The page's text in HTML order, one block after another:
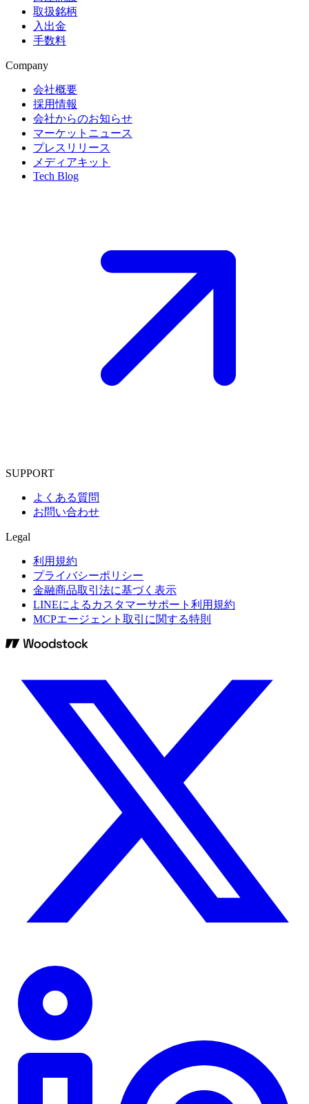
取扱銘柄
入出金
手数料
Company
会社概要
採用情報
会社からのお知らせ
マーケットニュース
プレスリリース
メディアキット
Tech Blog
SUPPORT
よくある質問
お問い合わせ
Legal
利用規約
プライバシーポリシー
金融商品取引法に基づく表示
LINEによるカスタマーサポート利用規約
MCPエージェント取引に関する特則